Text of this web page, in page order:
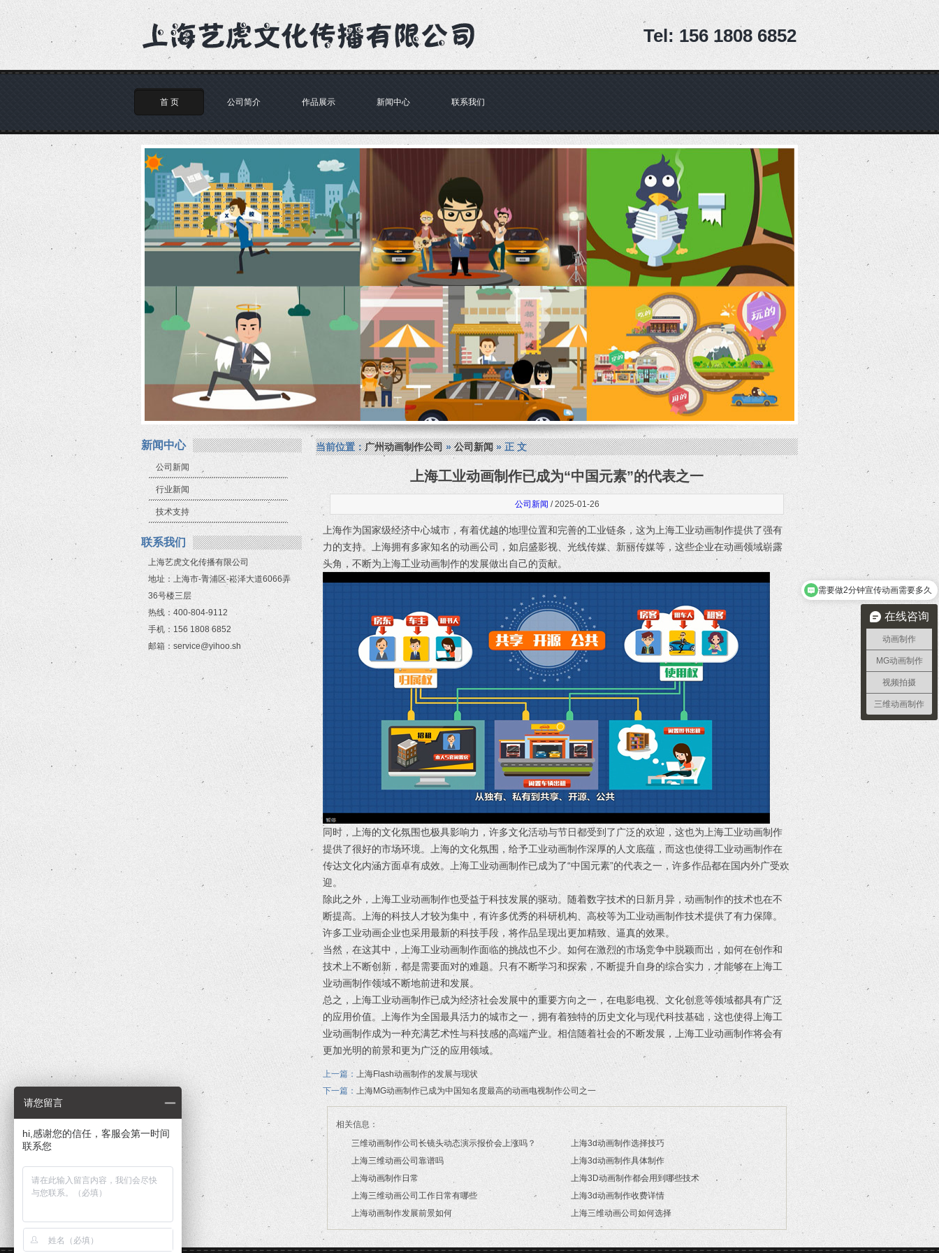
Tel: 156 1808 6852
首 页 公司简介 作品展示 新闻中心 联系我们
新闻中心
公司新闻
行业新闻
技术支持
联系我们
上海艺虎文化传播有限公司
地址：上海市-青浦区-崧泽大道6066弄
36号楼三层
热线：400-804-9112
手机：156 1808 6852
邮箱：service@yihoo.sh
当前位置：广州动画制作公司»公司新闻» 正 文
上海工业动画制作已成为“中国元素”的代表之一
公司新闻 / 2025-01-26
上海作为国家级经济中心城市，有着优越的地理位置和完善的工业链条，这为上海工业动画制作提供了强有
力的支持。上海拥有多家知名的动画公司，如启盛影视、光线传媒、新丽传媒等，这些企业在动画领域崭露
头角，不断为上海工业动画制作的发展做出自己的贡献。
同时，上海的文化氛围也极具影响力，许多文化活动与节日都受到了广泛的欢迎，这也为上海工业动画制作
提供了很好的市场环境。上海的文化氛围，给予工业动画制作深厚的人文底蕴，而这也使得工业动画制作在
传达文化内涵方面卓有成效。上海工业动画制作已成为了“中国元素”的代表之一，许多作品都在国内外广受欢
迎。
除此之外，上海工业动画制作也受益于科技发展的驱动。随着数字技术的日新月异，动画制作的技术也在不
断提高。上海的科技人才较为集中，有许多优秀的科研机构、高校等为工业动画制作技术提供了有力保障。
许多工业动画企业也采用最新的科技手段，将作品呈现出更加精致、逼真的效果。
当然，在这其中，上海工业动画制作面临的挑战也不少。如何在激烈的市场竞争中脱颖而出，如何在创作和
技术上不断创新，都是需要面对的难题。只有不断学习和探索，不断提升自身的综合实力，才能够在上海工
业动画制作领域不断地前进和发展。
总之，上海工业动画制作已成为经济社会发展中的重要方向之一，在电影电视、文化创意等领域都具有广泛
的应用价值。上海作为全国最具活力的城市之一，拥有着独特的历史文化与现代科技基础，这也使得上海工
业动画制作成为一种充满艺术性与科技感的高端产业。相信随着社会的不断发展，上海工业动画制作将会有
更加光明的前景和更为广泛的应用领域。
上一篇： 上海Flash动画制作的发展与现状
下一篇： 上海MG动画制作已成为中国知名度最高的动画电视制作公司之一
相关信息：
三维动画制作公司长镜头动态演示报价会上涨吗？
2026/07/21
上海3d动画制作选择技巧
2026/03/17
上海三维动画公司靠谱吗
2026/03/16
上海3d动画制作具体制作
2026/03/13
上海动画制作日常
2026/03/12
上海3D动画制作都会用到哪些技术
2026/03/02
上海三维动画公司工作日常有哪些
2026/02/28
上海3d动画制作收费详情
2026/02/26
上海动画制作发展前景如何
2026/02/24
上海三维动画公司如何选择
2026/01/30
在线咨询
动画制作
MG动画制作
视频拍摄
三维动画制作
需要做2分钟宣传动画需要多久
需要做三维动画
请您留言
hi,感谢您的信任，客服会第一时间
联系您